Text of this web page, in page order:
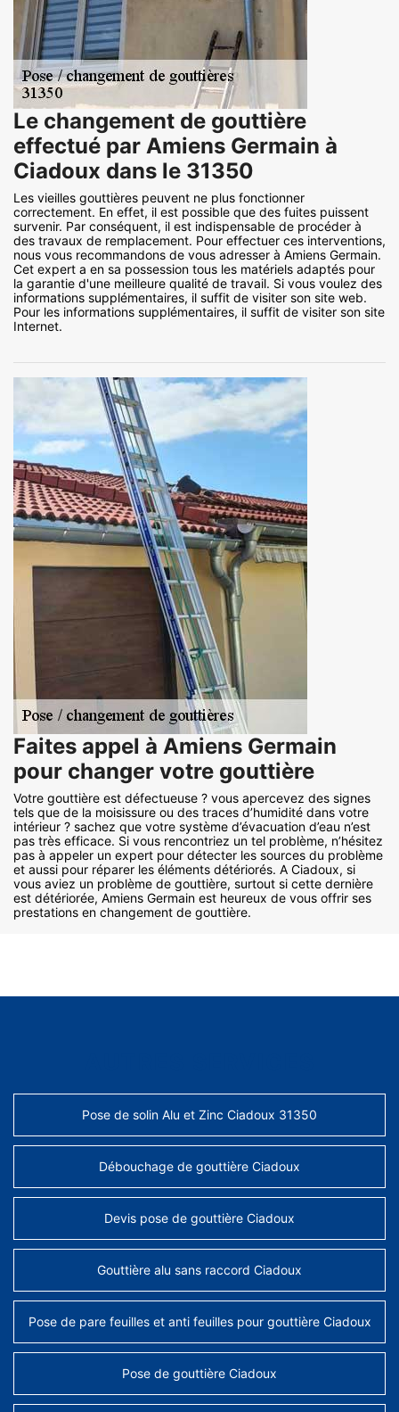
Le changement de gouttière
effectué par Amiens Germain à
Ciadoux dans le 31350
Les vieilles gouttières peuvent ne plus fonctionner
correctement. En effet, il est possible que des fuites puissent
survenir. Par conséquent, il est indispensable de procéder à
des travaux de remplacement. Pour effectuer ces interventions,
nous vous recommandons de vous adresser à Amiens Germain.
Cet expert a en sa possession tous les matériels adaptés pour
la garantie d'une meilleure qualité de travail. Si vous voulez des
informations supplémentaires, il suffit de visiter son site web.
Pour les informations supplémentaires, il suffit de visiter son site
Internet.
Faites appel à Amiens Germain
pour changer votre gouttière
Votre gouttière est défectueuse ? vous apercevez des signes
tels que de la moisissure ou des traces d’humidité dans votre
intérieur ? sachez que votre système d’évacuation d’eau n’est
pas très efficace. Si vous rencontriez un tel problème, n’hésitez
pas à appeler un expert pour détecter les sources du problème
et aussi pour réparer les éléments détériorés. A Ciadoux, si
vous aviez un problème de gouttière, surtout si cette dernière
est détériorée, Amiens Germain est heureux de vous offrir ses
prestations en changement de gouttière.
Pose de solin Alu et Zinc Ciadoux 31350
Débouchage de gouttière Ciadoux
Devis pose de gouttière Ciadoux
Gouttière alu sans raccord Ciadoux
Pose de pare feuilles et anti feuilles pour gouttière Ciadoux
Pose de gouttière Ciadoux